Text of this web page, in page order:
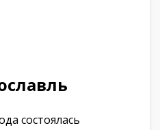
состоялась